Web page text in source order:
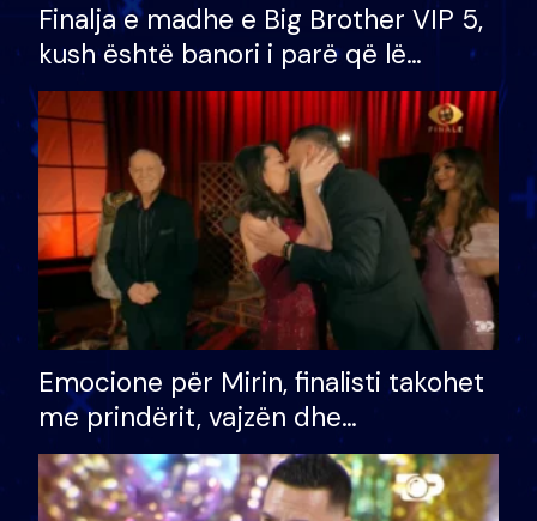
Finalja e madhe e Big Brother VIP 5,
kush është banori i parë që lë
shtëpinë dhe humb mundësinë për
të fituar çmimin e madh
Emocione për Mirin, finalisti takohet
me prindërit, vajzën dhe
bashkëshorten: S’kemi ndonjë letër
divorci apo jo?